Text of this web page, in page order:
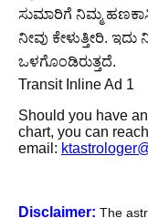
ಸುಮಾರಿಗೆ ನಿಮ್ಮ
ನೀವು ಕೇಳುತ್ತೀರಿ.
ಒಳಗೊಂಡಿರುತ್ತದೆ.
Transit Inline Ad 1
Should you have
chart, you can
email:
Disclaimer: The